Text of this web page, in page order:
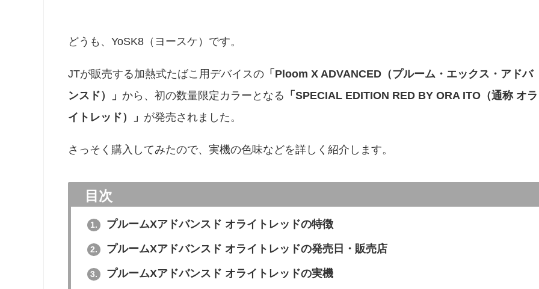
どうも、YoSK8（ヨースケ）です。
JTが販売する加熱式たばこ用デバイスの 「Ploom X ADVANCED（プルーム・エックス・アドバ
ンスド）」 から、初の数量限定カラーとなる 「SPECIAL EDITION RED BY ORA ITO（通称 オラ
イトレッド）」 が発売されました。
さっそく購入してみたので、実機の色味などを詳しく紹介します。
目次
1. プルームXアドバンスド オライトレッドの特徴
2. プルームXアドバンスド オライトレッドの発売日・販売店
3. プルームXアドバンスド オライトレッドの実機